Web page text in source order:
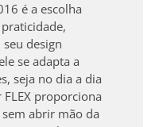
é a escolha
design
se adapta a
seja no dia a dia
proporciona
abrir mão da